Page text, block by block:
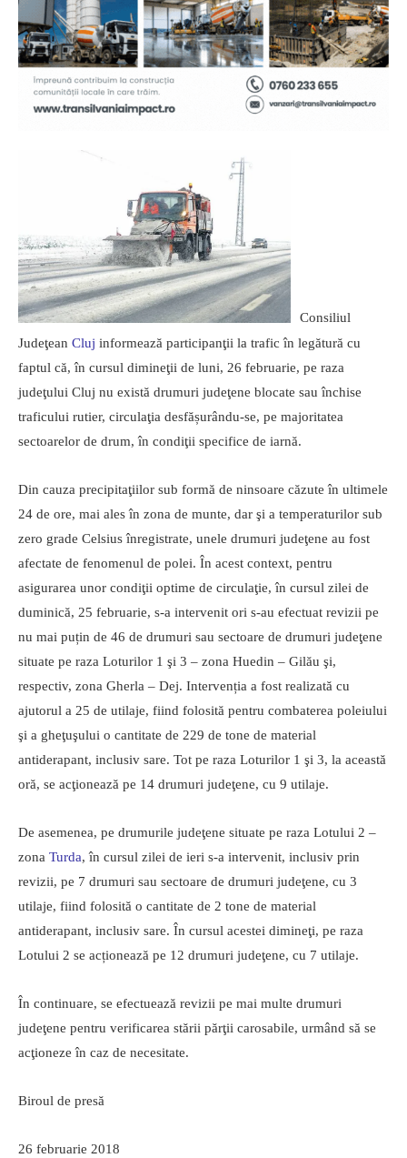
Consiliul
Judeţean Cluj informează participanţii la trafic în legătură cu
faptul că, în cursul dimineţii de luni, 26 februarie, pe raza
judeţului Cluj nu există drumuri judeţene blocate sau închise
traficului rutier, circulaţia desfășurându-se, pe majoritatea
sectoarelor de drum, în condiţii specifice de iarnă.
Din cauza precipitaţiilor sub formă de ninsoare căzute în ultimele
24 de ore, mai ales în zona de munte, dar şi a temperaturilor sub
zero grade Celsius înregistrate, unele drumuri judeţene au fost
afectate de fenomenul de polei. În acest context, pentru
asigurarea unor condiţii optime de circulaţie, în cursul zilei de
duminică, 25 februarie, s-a intervenit ori s-au efectuat revizii pe
nu mai puțin de 46 de drumuri sau sectoare de drumuri judeţene
situate pe raza Loturilor 1 şi 3 – zona Huedin – Gilău şi,
respectiv, zona Gherla – Dej. Intervenția a fost realizată cu
ajutorul a 25 de utilaje, fiind folosită pentru combaterea poleiului
şi a gheţuşului o cantitate de 229 de tone de material
antiderapant, inclusiv sare. Tot pe raza Loturilor 1 şi 3, la această
oră, se acţionează pe 14 drumuri judeţene, cu 9 utilaje.
De asemenea, pe drumurile judeţene situate pe raza Lotului 2 –
zona Turda, în cursul zilei de ieri s-a intervenit, inclusiv prin
revizii, pe 7 drumuri sau sectoare de drumuri judeţene, cu 3
utilaje, fiind folosită o cantitate de 2 tone de material
antiderapant, inclusiv sare. În cursul acestei dimineţi, pe raza
Lotului 2 se acționează pe 12 drumuri judeţene, cu 7 utilaje.
În continuare, se efectuează revizii pe mai multe drumuri
judeţene pentru verificarea stării părţii carosabile, urmând să se
acţioneze în caz de necesitate.
Biroul de presă
26 februarie 2018